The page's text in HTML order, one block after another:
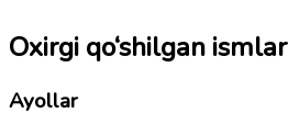
Oxirgi qo‘shilgan ismlar
Ayollar